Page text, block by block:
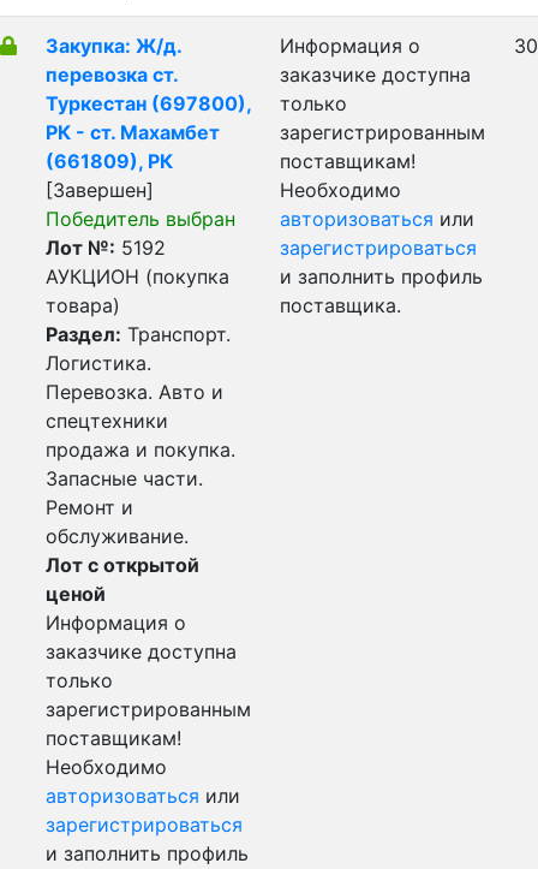
Закупка: Ж/д.
перевозка ст.
Туркестан (697800),
РК - ст. Махамбет
(661809), РК
[Завершен]
Победитель выбран
Лот №: 5192
АУКЦИОН (покупка
товара)
Раздел: Транспорт.
Логистика.
Перевозка. Авто и
спецтехники
продажа и покупка.
Запасные части.
Ремонт и
обслуживание.
Лот с открытой
ценой
Информация о
заказчике доступна
только
зарегистрированным
поставщикам!
Необходимо
авторизоваться или
зарегистрироваться
и заполнить профиль
Информация о
заказчике доступна
только
зарегистрированным
поставщикам!
Необходимо
авторизоваться или
зарегистрироваться
и заполнить профиль
поставщика.